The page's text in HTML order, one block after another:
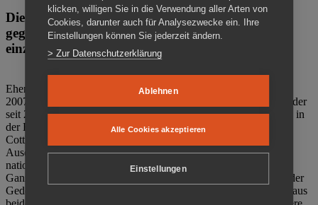
Die Gedenkstätte Zuchthaus Cottbus ist ein Ort
gegen das Vergessen. Anschaulich, nah und
einzigartig.
Ehemalige politische Häftlinge der DDR gründeten im Oktober
2007 den Verein Menschenrechtszentrum Cottbus e. V. (MRZ), der
seit 2011 Eigentümer des ehemaligen Gefängnisses (1860-2002) in
der Bautzener Straße und Träger der Gedenkstätte Zuchthaus
Cottbus ist. Im Zentrum der Arbeit der Gedenkstätte steht die
Auseinandersetzung mit politischem Unrecht während der
nationalsozialistischen Terrorherrschaft und der SED-Diktatur.
Ganzjährig zeigen mehrere Dauer- und Sonderausstellungen in der
Gedenkstätte Zuchthaus Cottbus Beispiele politischen Unrechts aus
klicken, willigen Sie in die Verwendung aller Arten von
Cookies, darunter auch für Analysezwecke ein. Ihre
Einstellungen können Sie jederzeit ändern.
> Zur Datenschutzerklärung
Ablehnen
Alle Cookies akzeptieren
Einstellungen